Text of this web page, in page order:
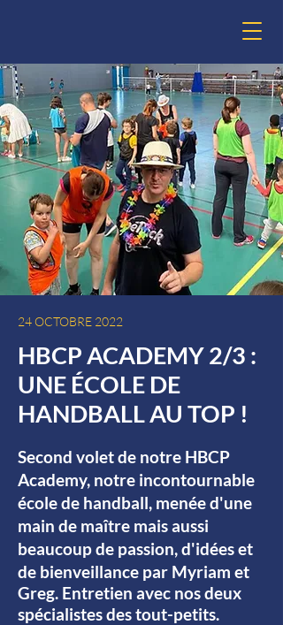
24 OCTOBRE 2022
HBCP ACADEMY 2/3 :
UNE ÉCOLE DE
HANDBALL AU TOP !
Second volet de notre HBCP
Academy, notre incontournable
école de handball, menée d'une
main de maître mais aussi
beaucoup de passion, d'idées et
de bienveillance par Myriam et
Greg. Entretien avec nos deux
spécialistes des tout-petits.